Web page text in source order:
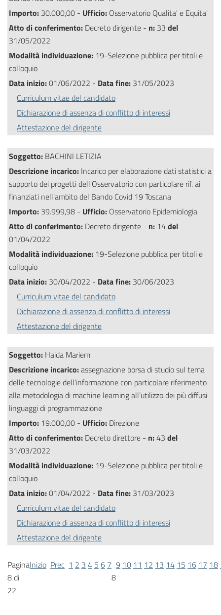
Importo: 30.000,00 - Ufficio: Osservatorio Qualita' e Equita'
Atto di conferimento: Decreto dirigente - n: 33 del
31/05/2022
Modalità individuazione: 19-Selezione pubblica per titoli e
colloquio
Data inizio:01/06/2022 - Data fine: 31/05/2023
Curriculum vitae del candidato
Dichiarazione di assenza di conflitto di interessi
Attestazione del dirigente
Soggetto: BACHINI LETIZIA
Descrizione incarico: Incarico per elaborazione dati statistici a
supporto dei progetti dell'Osservatorio con particolare rif. ai
finanziati nell'ambito del Bando Covid 19 Toscana
Importo: 39.999,98 - Ufficio: Osservatorio Epidemiologia
Atto di conferimento: Decreto dirigente - n: 14del
01/04/2022
Modalità individuazione: 19-Selezione pubblica per titoli e
colloquio
Data inizio: 30/04/2022 - Data fine: 30/06/2023
Curriculum vitae del candidato
Dichiarazione di assenza di conflitto di interessi
Attestazione del dirigente
Soggetto: Haida Mariem
Descrizione incarico:assegnazione borsa di studio sul tema
delle tecnologie dell’informazione con particolare riferimento
alla metodologia di machine learning all’utilizzo dei più diffusi
linguaggi di programmazione
Importo: 19.000,00 - Ufficio: Direzione
Atto di conferimento: Decreto direttore - n:43 del
31/03/2022
Modalità individuazione: 19-Selezione pubblica per titoli e
colloquio
Data inizio:01/04/2022 - Data fine: 31/03/2023
Curriculum vitae del candidato
Dichiarazione di assenza di conflitto di interessi
Attestazione del dirigente
Pagina
8 di
22
Inizio Prec 1 2 3 4 5 6 7
8
9 10 11 12 13 14 15 16 17 18